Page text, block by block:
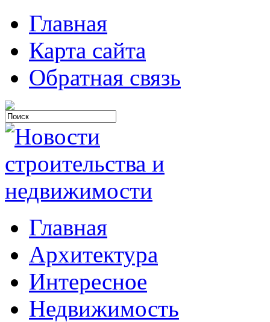
Главная
Карта сайта
Обратная связь
Главная
Архитектура
Интересное
Недвижимость